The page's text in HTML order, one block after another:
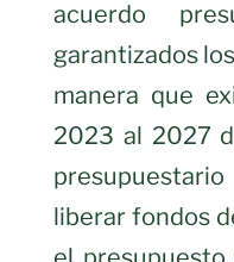
acuerdo
garantizados
manera que
2023 al 2027
liberar fondos